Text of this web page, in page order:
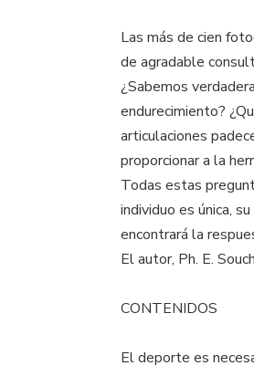
Las más de cien
de agradable
¿Sabemos
endurecimiento?
articulaciones
proporcionar a la
Todas estas
individuo es única,
encontrará la
El autor, Ph. E.
CONTENIDOS
El deporte es